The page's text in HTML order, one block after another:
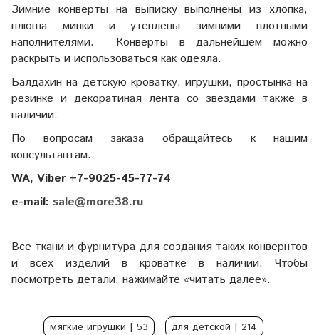
Зимние конверты на выписку выполнены из хлопка,
плюша минки и утеплены зимними плотными
наполнителями. Конверты в дальнейшем можно
раскрыть и использоваться как одеяла.
Балдахин на детскую кроватку, игрушки, простынка на
резинке и декоратиная лента со звездами также в
наличии.
По вопросам заказа обращайтесь к нашим
консультантам:
WA, Viber +7-9025-45-77-74
e-mail: sale@more38.ru
Все ткани и фурнитура для создания таких конвернтов
и всех изделий в кроватке в наличии. Чтобы
посмотреть детали, нажимайте «читать далее».
мягкие игрушки | 53 для детской | 214